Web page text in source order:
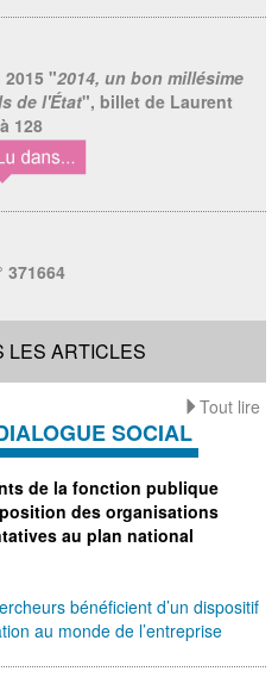
"2014, un bon millésime
de l'État", billet de Laurent
128
371664
LES ARTICLES
Tout lire
SOCIAL
de la fonction publique
des organisations
au plan national
bénéficient d’un dispositif
au monde de l’entreprise